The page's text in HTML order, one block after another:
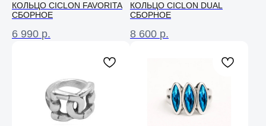
КОЛЬЦО СICLON FAVORITA
CБОРНОЕ
6 990 р.
КОЛЬЦО CICLON DUAL
СБОРНОЕ
8 600 р.